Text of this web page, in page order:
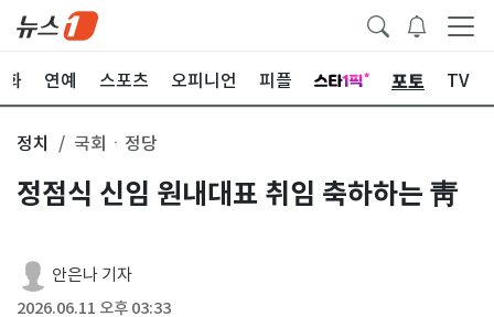
화 연예 스포츠 오피니언 피플 포토 TV
정치 국회ㆍ정당
정점식 신임 원내대표 취임 축하하는 靑
안은나 기자
2026.06.11 오후 03:33